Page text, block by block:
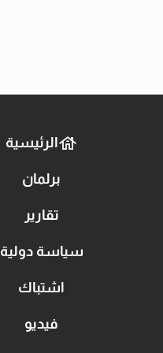
الرئيسية
برلمان
تقارير
سياسة دولية
اشتباك
فيديو